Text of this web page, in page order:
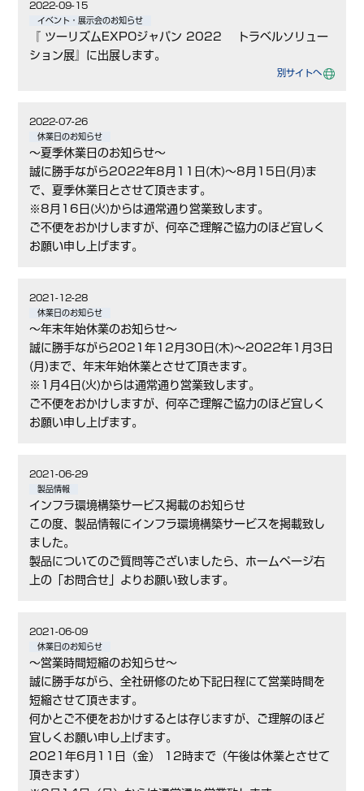
2022-09-15
イベント・展示会のお知らせ
『 ツーリズムEXPOジャパン 2022 トラベルソリュー
ション展』に出展します。
別サイトへ
2022-07-26
休業日のお知らせ
～夏季休業日のお知らせ～
誠に勝手ながら2022年8月11日(木)～8月15日(月)ま
で、夏季休業日とさせて頂きます。
※8月16日(火)からは通常通り営業致します。
ご不便をおかけしますが、何卒ご理解ご協力のほど宜しく
お願い申し上げます。
2021-12-28
休業日のお知らせ
～年末年始休業のお知らせ～
誠に勝手ながら2021年12月30日(木)～2022年1月3日
(月)まで、年末年始休業とさせて頂きます。
※1月4日(火)からは通常通り営業致します。
ご不便をおかけしますが、何卒ご理解ご協力のほど宜しく
お願い申し上げます。
2021-06-29
製品情報
インフラ環境構築サービス掲載のお知らせ
この度、製品情報にインフラ環境構築サービスを掲載致し
ました。
製品についてのご質問等ございましたら、ホームページ右
上の「お問合せ」よりお願い致します。
2021-06-09
休業日のお知らせ
～営業時間短縮のお知らせ～
誠に勝手ながら、全社研修のため下記日程にて営業時間を
短縮させて頂きます。
何かとご不便をおかけするとは存じますが、ご理解のほど
宜しくお願い申し上げます。
2021年6月11日（金） 12時まで（午後は休業とさせて
頂きます）